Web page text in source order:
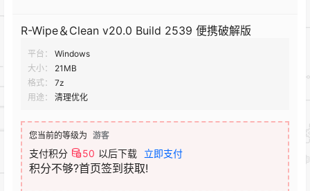
R-Wipe＆Clean v20.0 Build 2539 便携破解版
平台：
Windows
大小：
21MB
格式：
7z
用途：
清理优化
您当前的等级为 游客
支付积分 50 以后下载 立即支付
积分不够?首页签到获取!